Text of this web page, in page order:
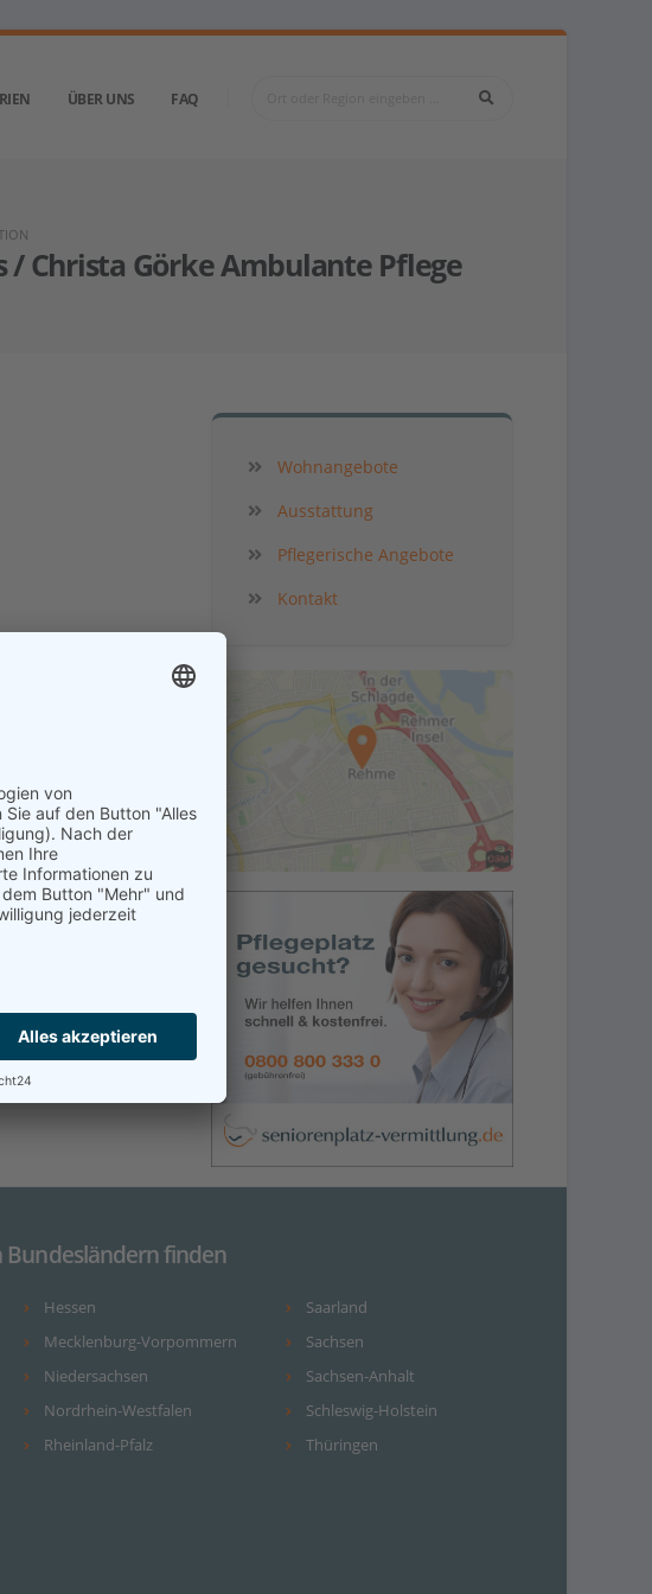
ÜBER UNS FAQ
Christa Görke Ambulante Pflege
nicht
Wohnangebote
Ausstattung
Pflegerische Angebote
Kontakt
Bundesländern finden
Hessen
Mecklenburg-Vorpommern
Niedersachsen
Nordrhein-Westfalen
Rheinland-Pfalz
Saarland
Sachsen
Sachsen-Anhalt
Schleswig-Holstein
Thüringen